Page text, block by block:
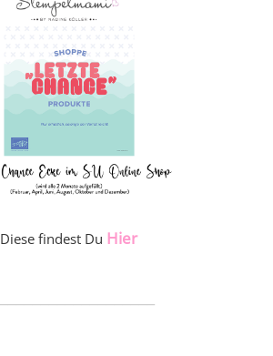
Diese findest Du Hier